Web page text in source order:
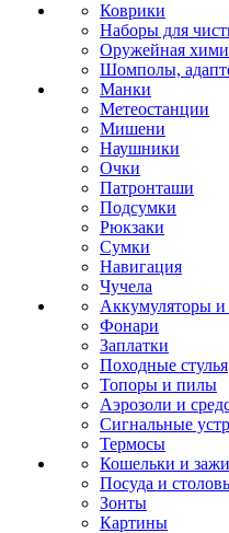
Коврики
Наборы для
Оружейная
Шомполы,
Манки
Метеостанции
Мишени
Наушники
Очки
Патронташи
Подсумки
Рюкзаки
Сумки
Навигация
Чучела
Аккумуляторы и
Фонари
Заплатки
Походные стулья
Топоры и пилы
Аэрозоли и
Сигнальные
Термосы
Кошельки и
Посуда и
Зонты
Картины